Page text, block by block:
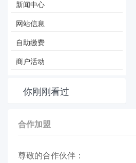
新闻中心
网站信息
自助缴费
商户活动
你刚刚看过
合作加盟
尊敬的合作伙伴：